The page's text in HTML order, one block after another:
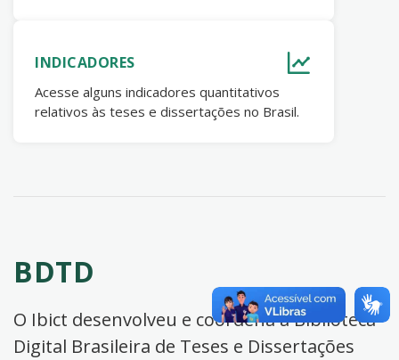
INDICADORES
Acesse alguns indicadores quantitativos
relativos às teses e dissertações no Brasil.
BDTD
O Ibict desenvolveu e coordena a Biblioteca
Digital Brasileira de Teses e Dissertações